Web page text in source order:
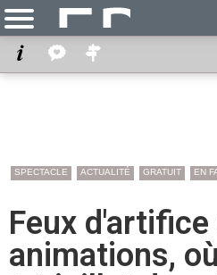
SPECTACLE ACTUALITÉ GRATUIT EN
Feux
animations,